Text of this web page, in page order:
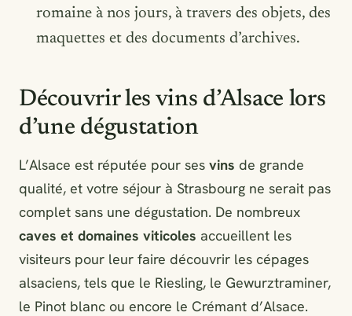
romaine à nos jours, à travers des objets, des
maquettes et des documents d’archives.
Découvrir les vins d’Alsace lors
d’une dégustation
L’Alsace est réputée pour ses vins de grande
qualité, et votre séjour à Strasbourg ne serait pas
complet sans une dégustation. De nombreux
caves et domaines viticoles accueillent les
visiteurs pour leur faire découvrir les cépages
alsaciens, tels que le Riesling, le Gewurztraminer,
le Pinot blanc ou encore le Crémant d’Alsace.